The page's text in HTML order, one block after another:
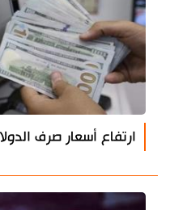
ارتفاع أسعار صرف